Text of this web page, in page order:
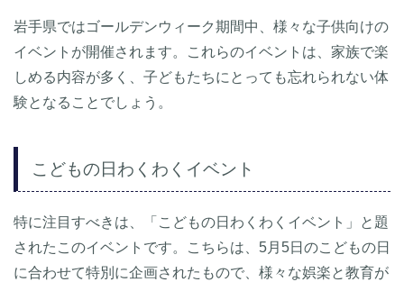
岩手県ではゴールデンウィーク期間中、様々な子供向けの
イベントが開催されます。これらのイベントは、家族で楽
しめる内容が多く、子どもたちにとっても忘れられない体
験となることでしょう。
こどもの日わくわくイベント
特に注目すべきは、「こどもの日わくわくイベント」と題
されたこのイベントです。こちらは、5月5日のこどもの日
に合わせて特別に企画されたもので、様々な娯楽と教育が